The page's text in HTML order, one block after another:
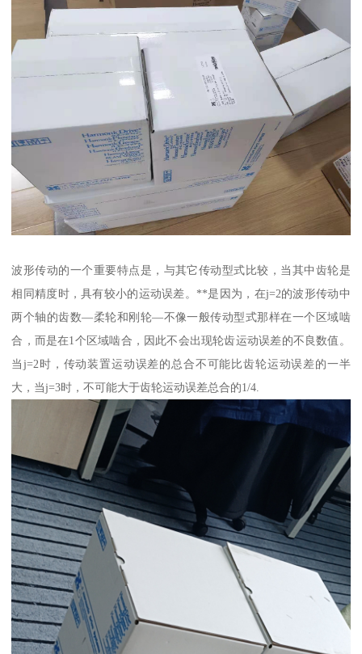
波形传动的一个重要特点是，与其它传动型式比较，当其中齿轮是
相同精度时，具有较小的运动误差。**是因为，在j=2的波形传动中
两个轴的齿数—柔轮和刚轮—不像一般传动型式那样在一个区域啮
合，而是在1个区域啮合，因此不会出现轮齿运动误差的不良数值。
当j=2时，传动装置运动误差的总合不可能比齿轮运动误差的一半
大，当j=3时，不可能大于齿轮运动误差总合的1/4.